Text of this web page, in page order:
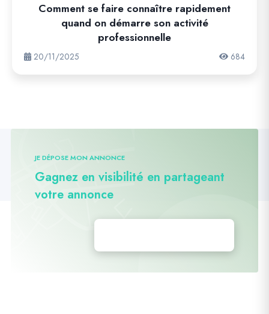
Comment se faire connaître rapidement
quand on démarre son activité
professionnelle
20/11/2025 684
JE DÉPOSE MON ANNONCE
Gagnez en visibilité en partageant
votre annonce